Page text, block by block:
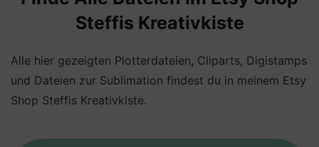
Steffis Kreativkiste
Alle hier gezeigten Plotterdateien, Cliparts, Digistamps
und Dateien zur Sublimation findest du in meinem Etsy
Shop Steffis Kreativkiste.